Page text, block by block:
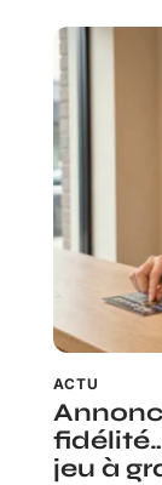
ACTU
jeu à